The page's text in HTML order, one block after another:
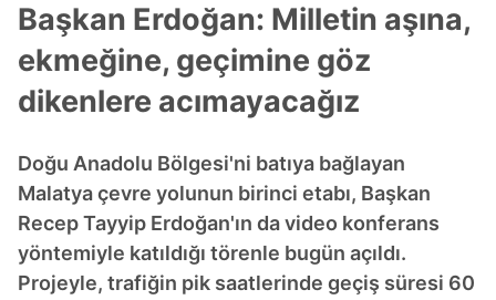
Başkan Erdoğan: Milletin aşına,
ekmeğine, geçimine göz
dikenlere acımayacağız
Doğu Anadolu Bölgesi'ni batıya bağlayan
Malatya çevre yolunun birinci etabı, Başkan
Recep Tayyip Erdoğan'ın da video konferans
yöntemiyle katıldığı törenle bugün açıldı.
Projeyle, trafiğin pik saatlerinde geçiş süresi 60